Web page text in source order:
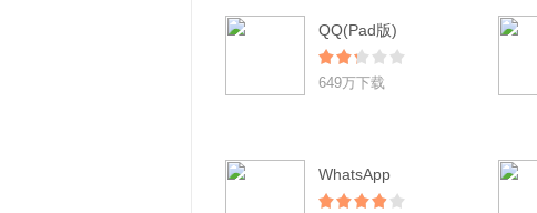
QQ(Pad版)
649万下载
WhatsApp